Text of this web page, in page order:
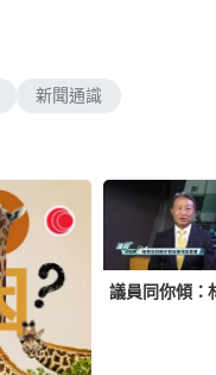
新聞通識
議員同你傾：